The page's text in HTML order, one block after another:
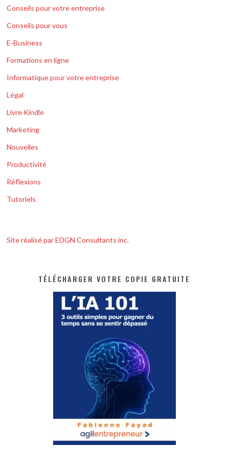
Conseils pour votre entreprise
Conseils pour vous
E-Business
Formations en ligne
Informatique pour votre entreprise
Légal
Livre Kindle
Marketing
Nouvelles
Productivité
Réflexions
Tutoriels
Site réalisé par EDGN Consultants inc.
TÉLÉCHARGER VOTRE COPIE GRATUITE